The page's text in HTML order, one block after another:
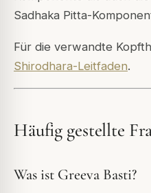
Sadhaka Pitta-
Für die verwandte
Shirodhara-Leitfaden.
Häufig gestellte
Was ist Greeva Basti?